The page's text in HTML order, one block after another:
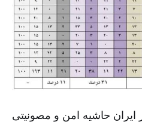
حاشیه امن و مصونیتی